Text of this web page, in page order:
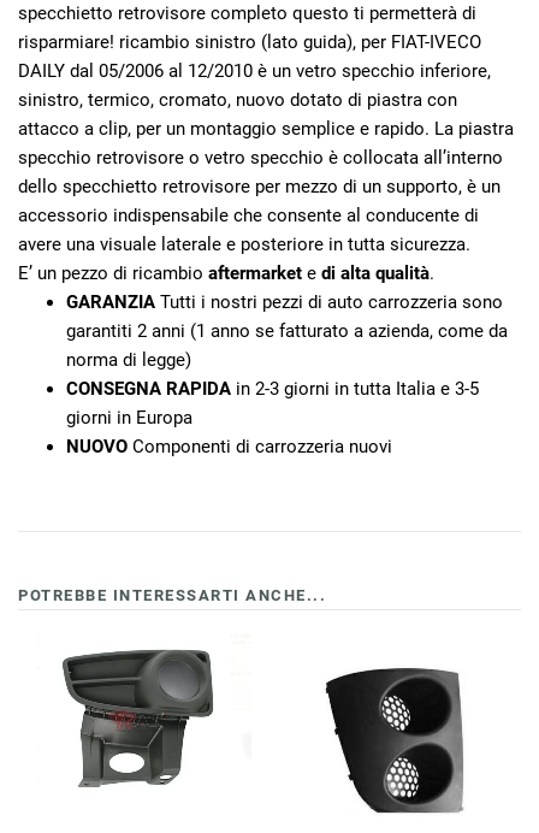
specchietto retrovisore completo questo ti permetterà di
risparmiare! ricambio sinistro (lato guida), per FIAT-IVECO
DAILY dal 05/2006 al 12/2010 è un vetro specchio inferiore,
sinistro, termico, cromato, nuovo dotato di piastra con
attacco a clip, per un montaggio semplice e rapido. La piastra
specchio retrovisore o vetro specchio è collocata all’interno
dello specchietto retrovisore per mezzo di un supporto, è un
accessorio indispensabile che consente al conducente di
avere una visuale laterale e posteriore in tutta sicurezza.
E’ un pezzo di ricambio aftermarket e di alta qualità.
GARANZIA Tutti i nostri pezzi di auto carrozzeria sono
garantiti 2 anni (1 anno se fatturato a azienda, come da
norma di legge)
CONSEGNA RAPIDA in 2-3 giorni in tutta Italia e 3-5
giorni in Europa
NUOVO Componenti di carrozzeria nuovi
POTREBBE INTERESSARTI ANCHE...